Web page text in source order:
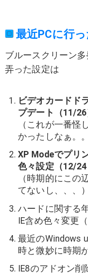
最近PCに行
ブルースクリーン
弄った設定は
ビデオカードド
プデート（11/26
（これが一番怪
かったしなぁ。
XP Modeでプリ
色々設定（12/24
（時期的にこの
てないし、、、）
ハードに関する
IE含め色々変更
最近のWindows
時と微妙に時期
IE8のアドオン